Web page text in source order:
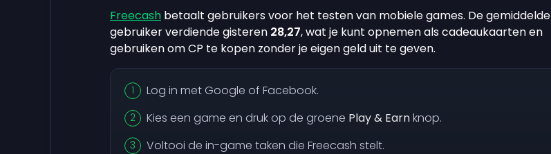
Freecash betaalt gebruikers voor het testen van mobiele games. De gemiddelde
gebruiker verdiende gisteren 28,27, wat je kunt opnemen als cadeaukaarten en
gebruiken om CP te kopen zonder je eigen geld uit te geven.
Log in met Google of Facebook.
Kies een game en druk op de groene Play & Earnknop.
Voltooi de in-game taken die Freecash stelt.